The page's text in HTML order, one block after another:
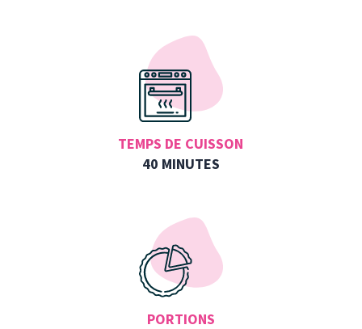
TEMPS DE CUISSON
40 MINUTES
PORTIONS